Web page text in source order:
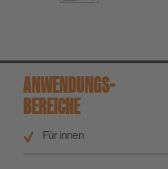
ANWENDUNGS­
BEREICHE
Für innen